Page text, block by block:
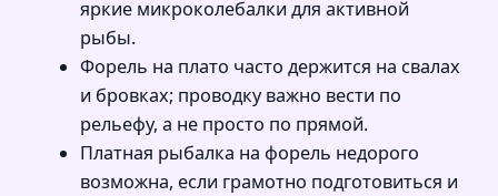
яркие микроколебалки для активной
рыбы.
Форель на плато часто держится на свалах
и бровках; проводку важно вести по
рельефу, а не просто по прямой.
Платная рыбалка на форель недорого
возможна, если грамотно подготовиться и